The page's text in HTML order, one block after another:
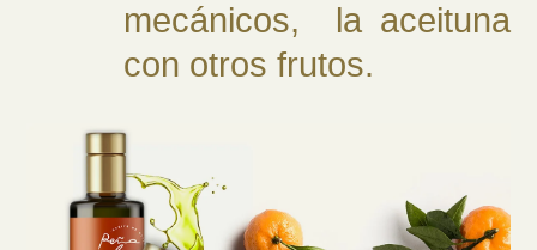
mecánicos, la aceituna
con otros frutos.